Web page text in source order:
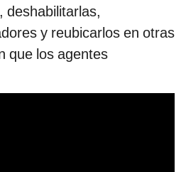
deshabilitarlas,
y reubicarlos en otras
que los agentes